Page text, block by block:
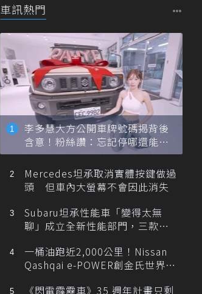
車訊熱門
李多慧大方公開車牌號碼揭背後
含意！粉絲讚：忘記停哪還能幫
忙找車
Mercedes坦承取消實體按鍵做過
頭 但車內大螢幕不會因此消失
Subaru坦承性能車「變得太無
聊」成立全新性能部門，三款手
一桶油跑近2,000公里！Nissan
Qashqai e-POWER創金氏世界紀
《閃電霹靂車》35 週年計畫只剩